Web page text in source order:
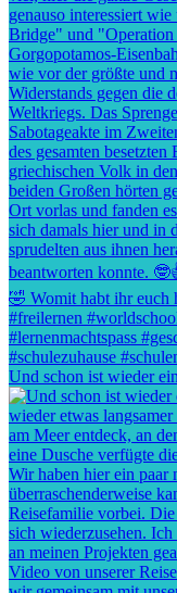
Und schon ist wieder